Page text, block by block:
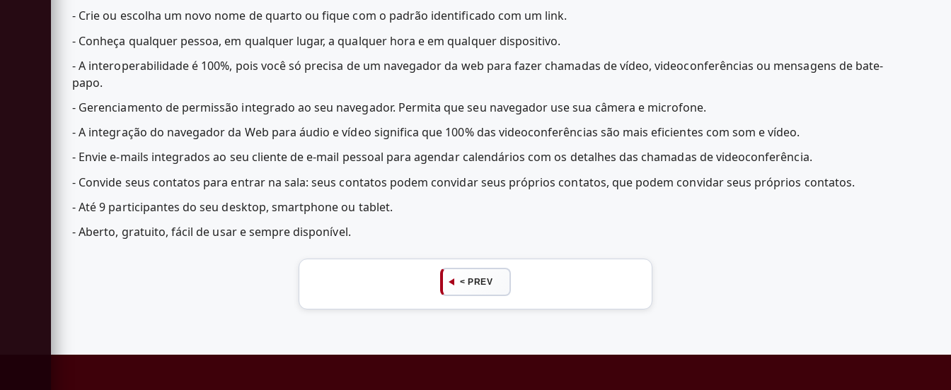
- Crie ou escolha um novo nome de quarto ou fique com o padrão identificado com um link.
- Conheça qualquer pessoa, em qualquer lugar, a qualquer hora e em qualquer dispositivo.
- A interoperabilidade é 100%, pois você só precisa de um navegador da web para fazer chamadas de vídeo, videoconferências ou mensagens de bate-
papo.
- Gerenciamento de permissão integrado ao seu navegador. Permita que seu navegador use sua câmera e microfone.
- A integração do navegador da Web para áudio e vídeo significa que 100% das videoconferências são mais eficientes com som e vídeo.
- Envie e-mails integrados ao seu cliente de e-mail pessoal para agendar calendários com os detalhes das chamadas de videoconferência.
- Convide seus contatos para entrar na sala: seus contatos podem convidar seus próprios contatos, que podem convidar seus próprios contatos.
- Até 9 participantes do seu desktop, smartphone ou tablet.
- Aberto, gratuito, fácil de usar e sempre disponível.
< PREV